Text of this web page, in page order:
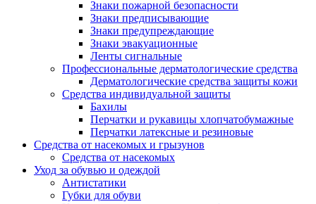
Знаки пожарной безопасности
Знаки предписывающие
Знаки предупреждающие
Знаки эвакуационные
Ленты сигнальные
Профессиональные дерматологические средства
Дерматологические средства защиты кожи
Средства индивидуальной защиты
Бахилы
Перчатки и рукавицы хлопчатобумажные
Перчатки латексные и резиновые
Средства от насекомых и грызунов
Средства от насекомых
Уход за обувью и одеждой
Антистатики
Губки для обуви